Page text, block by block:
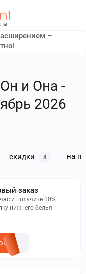
–
!
и Она -
2026
скидки 8 на
заказ
и получите 10%
нижнего белья